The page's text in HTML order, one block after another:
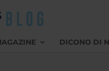
DICONO DI